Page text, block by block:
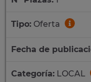
Tipo: Oferta
Fecha de
Categoría: LOCAL